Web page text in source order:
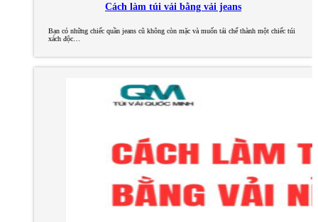
Cách làm túi vải bằng vải jeans
Bạn có những chiếc quần jeans cũ không còn mặc và muốn tái chế thành một chiếc túi
xách độc…